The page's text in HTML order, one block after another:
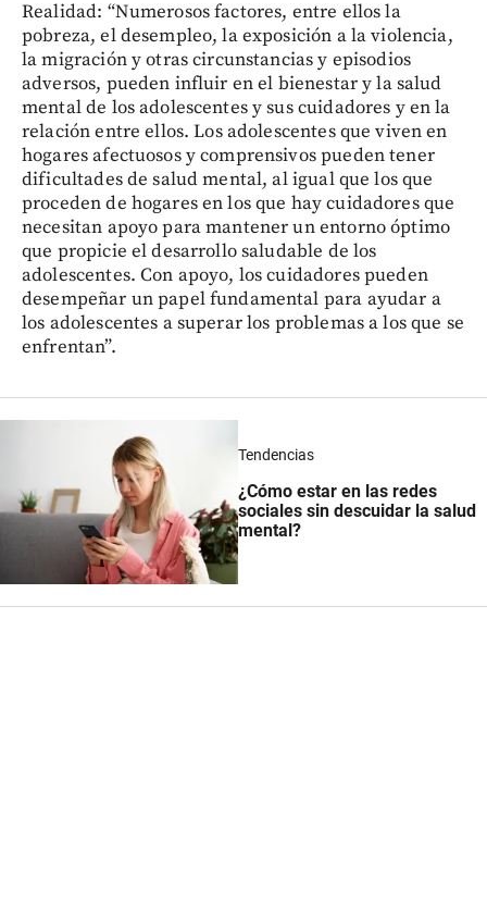
Realidad: “Numerosos factores, entre ellos la
pobreza, el desempleo, la exposición a la violencia,
la migración y otras circunstancias y episodios
adversos, pueden influir en el bienestar y la salud
mental de los adolescentes y sus cuidadores y en la
relación entre ellos. Los adolescentes que viven en
hogares afectuosos y comprensivos pueden tener
dificultades de salud mental, al igual que los que
proceden de hogares en los que hay cuidadores que
necesitan apoyo para mantener un entorno óptimo
que propicie el desarrollo saludable de los
adolescentes. Con apoyo, los cuidadores pueden
desempeñar un papel fundamental para ayudar a
los adolescentes a superar los problemas a los que se
enfrentan”.
Tendencias
¿Cómo estar en las redes
sociales sin descuidar la salud
mental?